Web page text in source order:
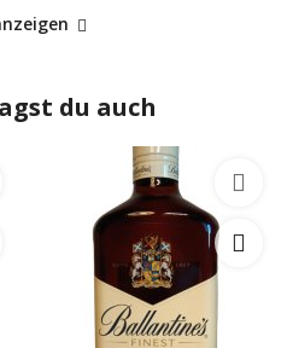
du auch